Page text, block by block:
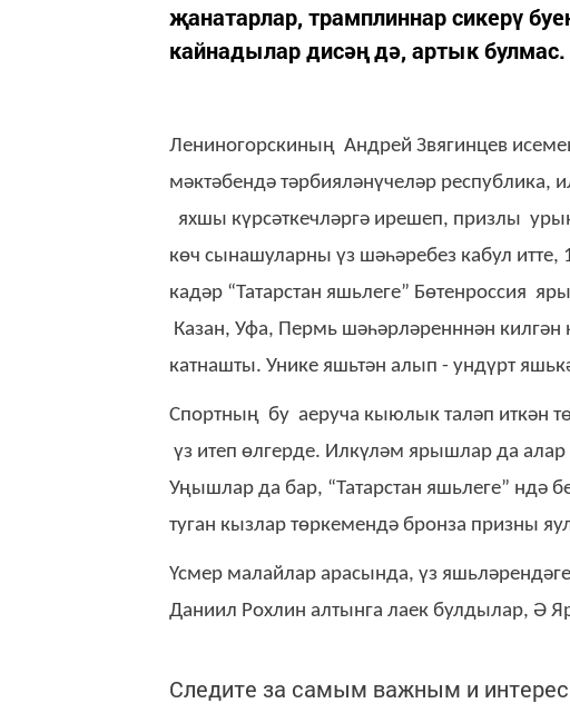
җанатарлар, трамплиннар сикерү
кайнадылар дисәң дә, артык булмас.
Лениногорскиның Андрей Звягинцев
мәктәбендә тәрбияләнүчеләр республика,
яхшы күрсәткечләргә ирешеп, призлы
көч сынашуларны үз шәһәребез кабул
кадәр “Татарстан яшьлеге” Бөтенроссия
Казан, Уфа, Пермь шәһәрләренннән
катнашты. Унике яшьтән алып - ундүрт
Спортның бу аеруча кыюлык таләп иткән
үз итеп өлгерде. Илкүләм ярышлар да
Уңышлар да бар, “Татарстан яшьлеге” ндә
туган кызлар төркемендә бронза призны
Үсмер малайлар арасында, үз
Даниил Рохлин алтынга лаек булдылар, Ә
Следите за самым важным и